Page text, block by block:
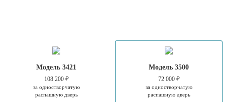
Модель 3421
108 200 ₽
за одностворчатую
распашную дверь
Модель 3500
72 000 ₽
за одностворчатую
распашную дверь